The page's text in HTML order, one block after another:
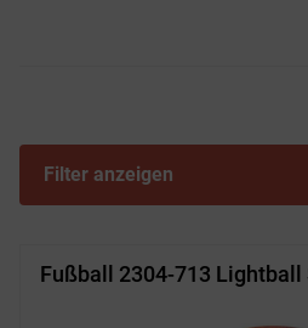
Filter anzeigen
Fußball 2304-713 Lightball